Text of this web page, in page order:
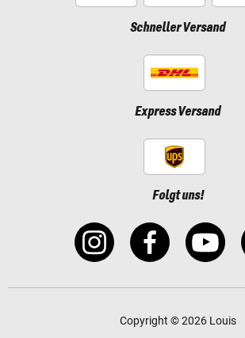
Schneller Versand
Express Versand
Folgt uns!
Copyright © 2026 Louis